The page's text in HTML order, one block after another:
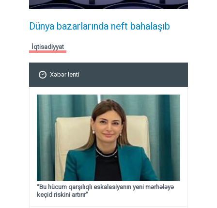
Dünya bazarlarında neft bahalaşıb
İqtisadiyyat
Xəbər lenti
“Bu hücum qarşılıqlı eskalasiyanın yeni mərhələyə
keçid riskini artırır”